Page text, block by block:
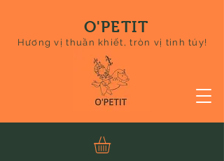
O'PETIT
Hương vị thuần khiết, tròn vị tinh túy!